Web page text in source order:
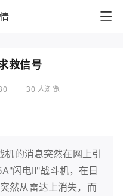
救信号
30 人浏览
的消息突然在网上引
闪电Ⅱ"战斗机，在日
然从雷达上消失，而